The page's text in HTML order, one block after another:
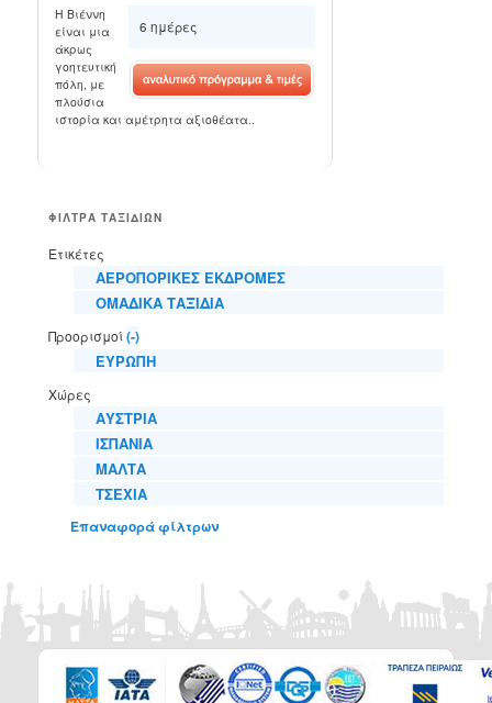
6 ημέρες
Η Βιέννη
είναι μια
άκρως
γοητευτική
πόλη, με
πλούσια
ιστορία και αμέτρητα αξιοθέατα..
ΦΙΛΤΡΑ ΤΑΞΙΔΙΩΝ
Ετικέτες
ΑΕΡΟΠΟΡΙΚΕΣ ΕΚΔΡΟΜΕΣ
ΟΜΑΔΙΚΑ ΤΑΞΙΔΙΑ
Προορισμοί(-)
ΕΥΡΩΠΗ
Χώρες
ΑΥΣΤΡΙΑ
ΙΣΠΑΝΙΑ
ΜΑΛΤΑ
ΤΣΕΧΙΑ
Επαναφορά φίλτρων